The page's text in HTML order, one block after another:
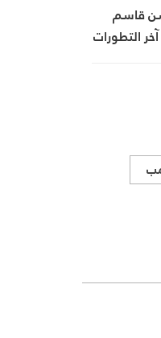
قاسم
التطورات
جانب